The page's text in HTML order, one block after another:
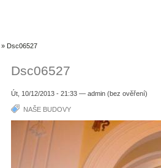
» Dsc06527
Dsc06527
Út, 10/12/2013 - 21:33 — admin (bez ověření)
NAŠE BUDOVY